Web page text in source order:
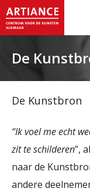
De
De Kunstbron
“Ik voel me echt
zit te schilderen”,
naar de
andere